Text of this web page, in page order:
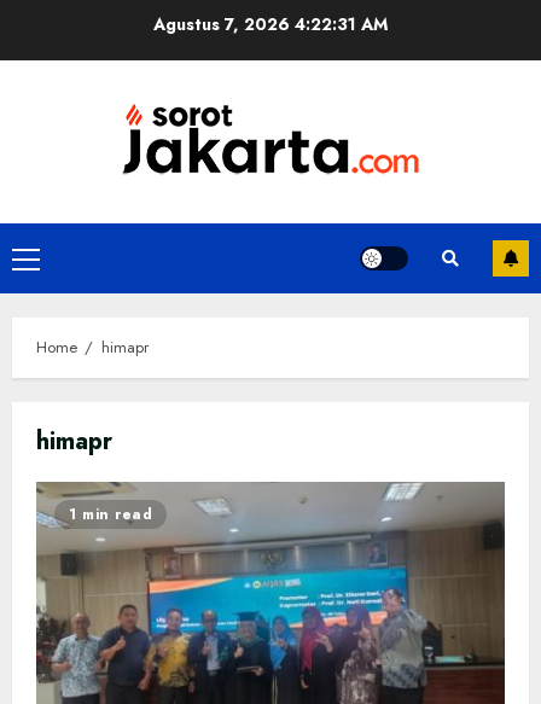
Agustus 7, 2026 4:22:31 AM
Primary
Menu
Home himapr
himapr
1 min read